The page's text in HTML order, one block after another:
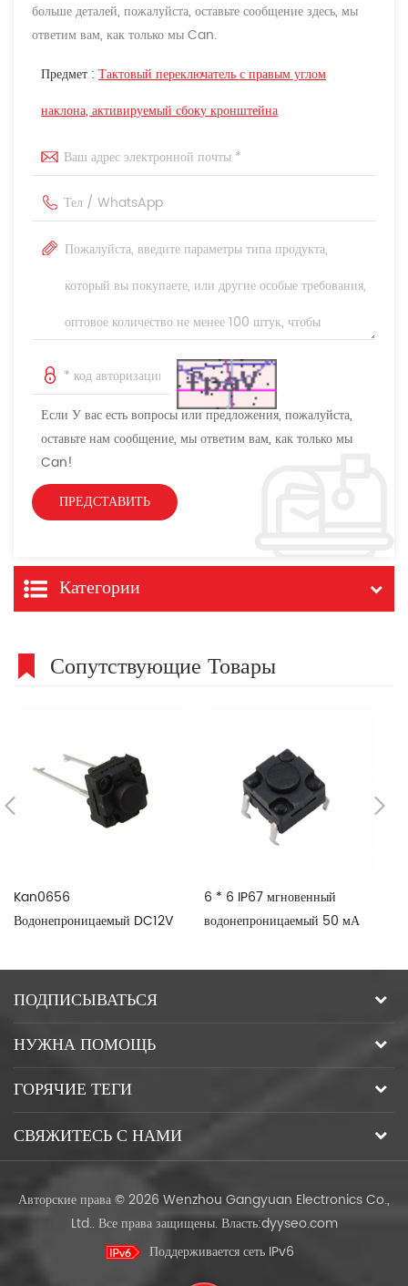
больше деталей, пожалуйста, оставьте сообщение здесь, мы
ответим вам, как только мы Can.
Предмет : Тактовый переключатель с правым углом
наклона, активируемый сбоку кронштейна
Если У вас есть вопросы или предложения, пожалуйста,
оставьте нам сообщение, мы ответим вам, как только мы
Can!
Категории
Сопутствующие Товары
Kan0656
Водонепроницаемый DC12V
тактом
6 * 6 IP67 мгновенный
водонепроницаемый 50 мА
ПОДПИСЫВАТЬСЯ
НУЖНА ПОМОЩЬ
ГОРЯЧИЕ ТЕГИ
СВЯЖИТЕСЬ С НАМИ
Авторские права © 2026 Wenzhou Gangyuan Electronics Co.,
Ltd.. Все права защищены.Власть:dyyseo.com
Поддерживается сеть IPv6